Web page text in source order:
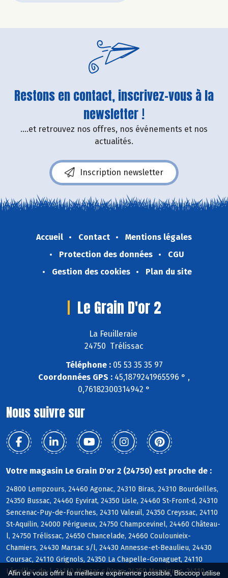
Afin de vous offrir la meilleure expérience possible, Biocoop utilise
Restons en contact, inscrivez-vous à la
newsletter !
....et retrouvez nos offres, nos événements et nos
actualités.
Inscription newsletter
Accueil Contact
Mentions légales
Protection des données
CGU
Gestion des cookies
Plan du site
Le Grain D'or 2
La Feuilleraie
24750 Trélissac
Téléphone :05 53 35 35 97
Coordonnées GPS : 45,1879241965596 ° ,
0,76182300314942 °
Nous suivre sur
Votre magasin Le Grain D'or 2 (24750) est proche de :
24800 Lempzours, 24460 Agonac, 24310 Biras, 24310 Bourdeilles,
24350 Bussac, 24460 Eyvirat, 24350 Lisle, 24460 St-Front-d, 24310
Sencenac-Puy-de-Fourches, 24310 Valeuil, 24350 Creyssac, 24110
St-Aquilin, 24000 Périgueux, 24750 Champcevinel, 24460 Château-
l, 24750 Trélissac, 24650 Chancelade, 24660 Coulounieix-
Chamiers, 24430 Marsac s/l, 24430 Annesse-et-Beaulieu, 24430
Coursac, 24110 Grignols, 24350 La Chapelle-Gonaguet, 24110
Léguillac-de-l, 24110 Manzac s/Vern, 24350 Mensignac, 24110